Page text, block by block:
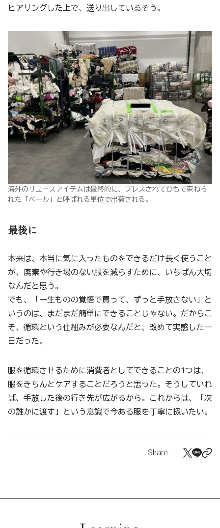
ヒアリングした上で、送り出しているそう。
海外のリユースアイテムは最終的に、プレスされてひもで束ねら
れた「ベール」と呼ばれる単位で出荷される。
最後に
本来は、本当に気に入ったものをできるだけ長く使うこと
が、廃棄や行き場のない服を減らすために、いちばん大切
なんだと思う。
でも、「一生ものの覚悟で買って、ずっと手放さない」と
いうのは、まだまだ簡単にできることじゃない。だからこ
そ、循環という仕組みが必要なんだと、改めて実感した一
日だった。
服を循環させるために消費者としてできることの1つは、
服をきちんとケアすることだろうと思った。そうしていれ
ば、手放した後の行き先が広がるから。これからは、「次
の誰かに渡す」という意識で今ある服を丁寧に扱いたい。
Share :